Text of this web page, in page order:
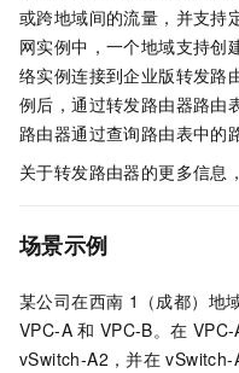
或跨地域间的流量，并支持
网实例中，一个地域支持创
络实例连接到企业版转发路
例后，通过转发路由器路由
路由器通过查询路由表中的
关于转发路由器的更多信息
场景示例
某公司在西南 1（成都）地
VPC-A 和 VPC-B。在 VPC-
vSwitch-A2，并在 vSwitch-